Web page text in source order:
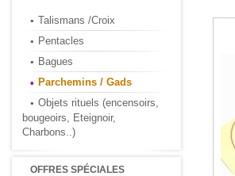
Talismans /Croix
Pentacles
Bagues
Parchemins / Gads
Objets rituels (encensoirs,
bougeoirs, Eteignoir,
Charbons..)
OFFRES SPÉCIALES